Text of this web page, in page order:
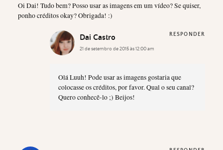
Oi Dai! Tudo bem? Posso usar as imagens em um vídeo? Se quiser,
ponho créditos okay? Obrigada! :)
Dai Castro
21 de setembro de 2015 às 12:00 am
Olá Luuh! Pode usar as imagens gostaria que
colocasse os créditos, por favor. Qual o seu canal?
Quero conhecê-lo ;) Beijos!
RESPONDER